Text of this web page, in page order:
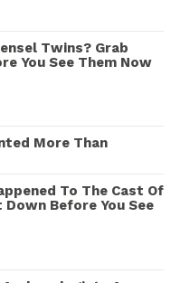
Twins? Grab
You See Them Now
More Than
To The Cast Of
Down Before You See